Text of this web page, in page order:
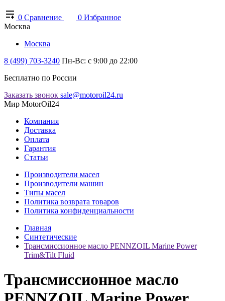
0 Сравнение 0 Избранное
Москва
Москва
8 (499) 703-3240 Пн-Вс: с 9:00 до 22:00
Бесплатно по России
Заказать звонок sale@motoroil24.ru
Мир MotorOil24
Компания
Доставка
Оплата
Гарантия
Статьи
Производители масел
Производители машин
Типы масел
Политика возврата товаров
Политика конфиденциальности
Главная
Синтетические
Трансмиссионное масло PENNZOIL Marine Power
Trim&Tilt Fluid
Трансмиссионное масло